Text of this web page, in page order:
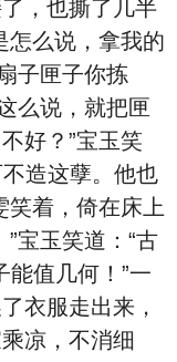
，也撕了几半
怎么说，拿我的
子匣子你拣
么说，就把匣
好？”宝玉笑
不造这孽。他也
笑着，倚在床上
宝玉笑道：“古
能值几何！”一
衣服走出来，
凉，不消细